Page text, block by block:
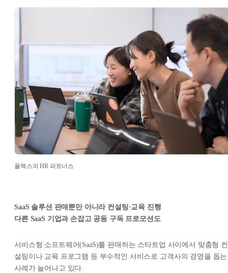
플렉스의 HR 파트너스
SaaS 솔루션 판매뿐만 아니라 컨설팅·교육 진행
다른 SaaS 기업과 손잡고 공동 구독 프로모션도
서비스형 소프트웨어(SaaS)를 판매하는 스타트업 사이에서 맞춤형 컨
설팅이나 교육 프로그램 등 부수적인 서비스로 고객사의 경영을 돕는
사례가 늘어나고 있다.